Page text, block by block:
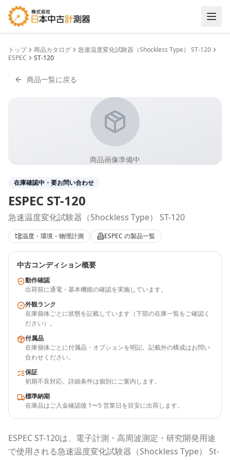
トップ 商品カタログ
急速温度変化試験器（Shockless Type） ST-120
ESPEC
ST-120
商品一覧に戻る
商品画像準備中
在庫確認中・要お問い合わせ
ESPEC ST-120
急速温度変化試験器（Shockless Type） ST-120
温度・環境・物理計測 ESPEC の製品一覧
中古コンディション概要
動作確認
出荷前に通電・基本機能の確認を実施しています。
外観ランク
在庫個体ごとに状態を記載しています（下部の在庫一覧をご確認く
ださい）。
付属品
在庫個体ごとに付属品・オプションを明記。記載外の構成はお問い
合わせください。
保証
初期不良対応。詳細条件は個別にご案内します。
標準納期
在庫品はご入金確認後 1〜5 営業日を目安に出荷します。
ESPEC ST-120は、電子計測・高周波測定・研究開発用途
で使用される急速温度変化試験器（Shockless Type） St-